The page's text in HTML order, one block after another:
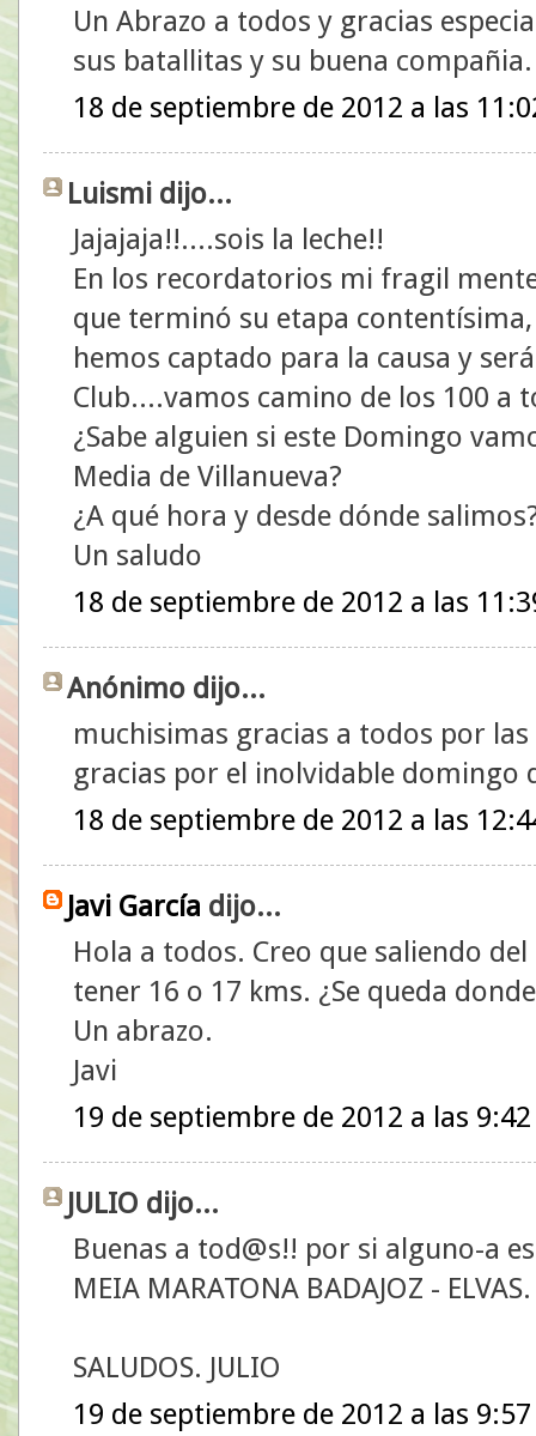
Un Abrazo a todos y gracias
sus batallitas y su buena compañia.
18 de septiembre de 2012 a las
Luismi dijo...
Jajajaja!!....sois la leche!!
En los recordatorios mi fragil
que terminó su etapa
hemos captado para la causa y
Club....vamos camino de los 100 a
¿Sabe alguien si este Domingo
Media de Villanueva?
¿A qué hora y desde dónde
Un saludo
18 de septiembre de 2012 a las
Anónimo dijo...
muchisimas gracias a todos por
gracias por el inolvidable domingo
18 de septiembre de 2012 a las
Javi García dijo...
Hola a todos. Creo que saliendo
tener 16 o 17 kms. ¿Se queda
Un abrazo.
Javi
19 de septiembre de 2012 a las 9:42
JULIO dijo...
Buenas a tod@s!! por si alguno-a
MEIA MARATONA BADAJOZ - ELVAS.
SALUDOS. JULIO
19 de septiembre de 2012 a las 9:57